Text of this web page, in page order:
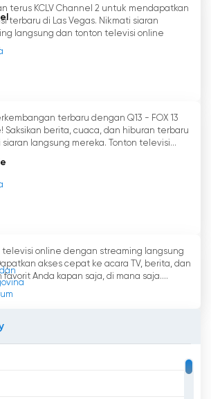
terus KCLV Channel 2 untuk mendapatkan
terbaru di Las Vegas. Nikmati siaran
langsung dan tonton televisi online
terbaru dengan Q13 - FOX 13
Saksikan berita, cuaca, dan hiburan terbaru
siaran langsung mereka. Tonton televisi...
televisi online dengan streaming langsung
akses cepat ke acara TV, berita, dan
favorit Anda kapan saja, di mana saja....